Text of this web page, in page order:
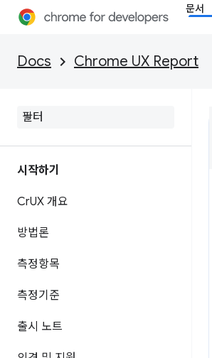
문서
Docs Chrome UX Report
시작하기
CrUX 개요
방법론
측정항목
측정기준
출시 노트